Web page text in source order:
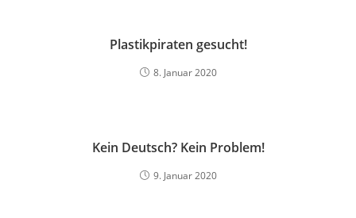
Plastikpiraten gesucht!
8. Januar 2020
Kein Deutsch? Kein Problem!
9. Januar 2020